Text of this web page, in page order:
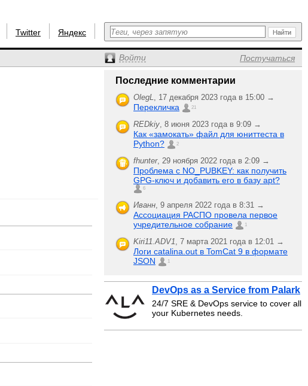
Twitter Яндекс
Войти Постучаться
Последние комментарии
OlegL, 17 декабря 2023 года в 15:00 →
Перекличка 21
REDkiy, 8 июня 2023 года в 9:09 →
Как «замокать» файл для юниттеста в
Python?
2
fhunter, 29 ноября 2022 года в 2:09 →
Проблема с NO_PUBKEY: как получить
GPG-ключ и добавить его в базу apt?
6
Иванн, 9 апреля 2022 года в 8:31 →
Ассоциация РАСПО провела первое
учредительное собрание
1
Kiri11.ADV1, 7 марта 2021 года в 12:01 →
Логи catalina.out в TomCat 9 в формате
JSON
1
DevOps as a Service from Palark
24/7 SRE & DevOps service to cover all
your Kubernetes needs.